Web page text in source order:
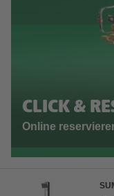
CLICK &
Online